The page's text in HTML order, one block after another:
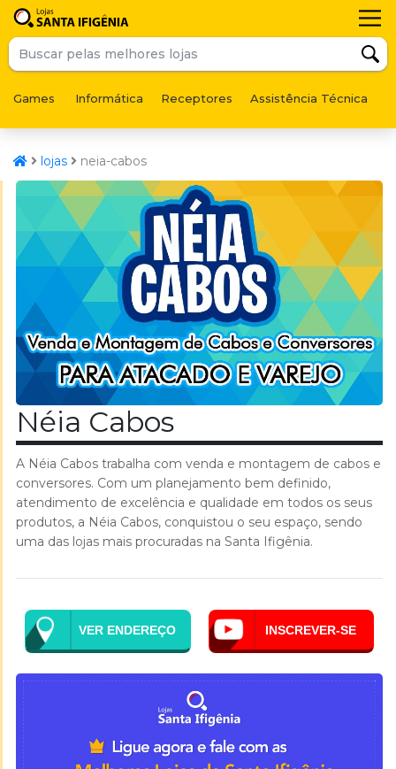
Games Informática Receptores Assistência Técnica
lojas neia-cabos
Néia Cabos
A Néia Cabos trabalha com venda e montagem de cabos e
conversores. Com um planejamento bem definido,
atendimento de excelência e qualidade em todos os seus
produtos, a Néia Cabos, conquistou o seu espaço, sendo
uma das lojas mais procuradas na Santa Ifigênia.
VER ENDEREÇO INSCREVER-SE